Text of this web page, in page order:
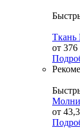
Ткань
от 376
от